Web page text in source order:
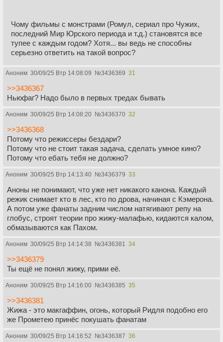
Чому фильмы с монстрами (Ромул, сериал про Чужих,
последний Мир Юрского периода и т.д.) становятся все
тупее с каждым годом? Хотя... вы ведь не способны
серьезно ответить на такой вопрос?
Аноним 30/09/25 Втр 14:08:09 №3436369 31
>>3436367
Ньюфаг? Надо было в первых тредах бывать
Аноним 30/09/25 Втр 14:08:20 №3436370 32
>>3436368
Потому что режиссеры бездари?
Потому что не стоит такая задача, сделать умное кино?
Потому что ебать тебя не должно?
Аноним 30/09/25 Втр 14:13:40 №3436379 33
Аноны не понимают, что уже нет никакого канона. Каждый
режик снимает кто в лес, кто по дрова, начиная с Кэмерона.
А потом уже фанаты задним числом натягивают репу на
глобус, строят теории про жижу-малафью, кидаются калом,
обмазываются как Пахом.
Аноним 30/09/25 Втр 14:14:38 №3436381 34
>>3436379
Ты ещё не понял жижу, прими её.
Аноним 30/09/25 Втр 14:16:00 №3436385 35
>>3436381
Жижа - это макгаффин, огонь, который Ридля подобно его
же Прометею принёс покушать фанатам
Аноним 30/09/25 Втр 14:16:52 №3436387 36